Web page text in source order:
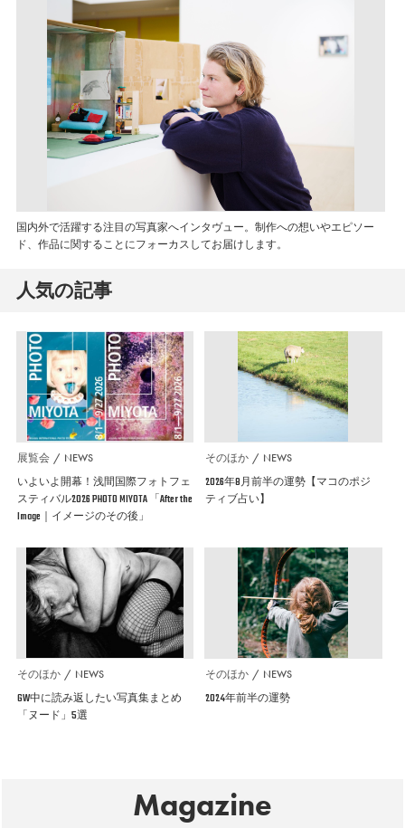
国内外で活躍する注目の写真家へインタヴュー。制作への想いやエピソー
ド、作品に関することにフォーカスしてお届けします。
人気の記事
展覧会 NEWS
いよいよ開幕！浅間国際フォトフェ
スティバル2026 PHOTO MIYOTA 「After the
Image｜イメージのその後」
そのほか NEWS
2026年8月前半の運勢【マコのポジ
ティブ占い】
そのほか NEWS
GW中に読み返したい写真集まとめ
「ヌード」5選
そのほか NEWS
2024年前半の運勢
Magazine